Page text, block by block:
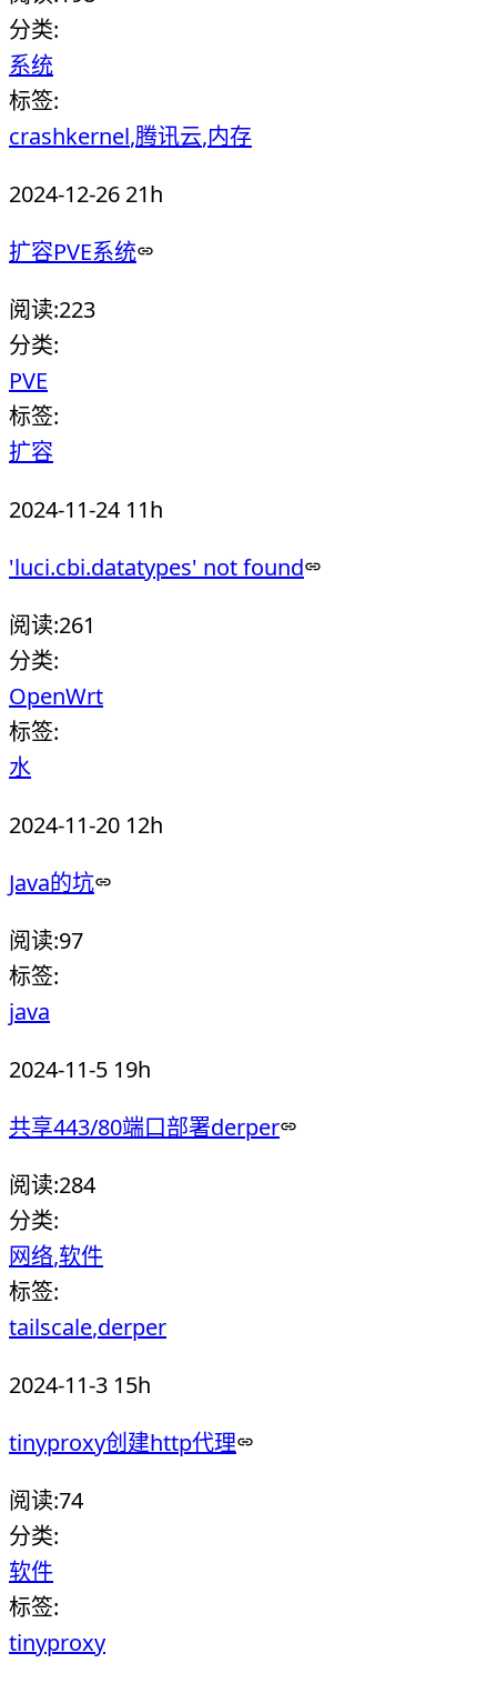
分类:
系统
标签:
crashkernel 腾讯云 内存
2024-12-26 21h
扩容PVE系统
阅读:223
分类:
PVE
标签:
扩容
2024-11-24 11h
'luci.cbi.datatypes' not found
阅读:261
分类:
OpenWrt
标签:
水
2024-11-20 12h
Java的坑
阅读:97
标签:
java
2024-11-5 19h
共享443/80端口部署derper
阅读:284
分类:
网络 软件
标签:
tailscale derper
2024-11-3 15h
tinyproxy创建http代理
阅读:74
分类:
软件
标签:
tinyproxy